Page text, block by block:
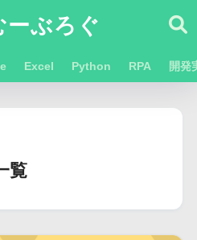
ーぶろぐ
Excel Python RPA 開発
覧